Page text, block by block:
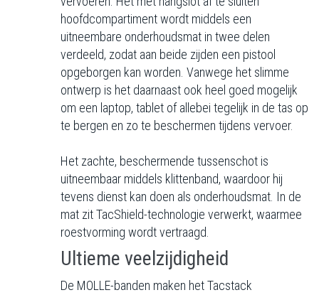
hoofdcompartiment wordt middels een
uitneembare onderhoudsmat in twee delen
verdeeld, zodat aan beide zijden een pistool
opgeborgen kan worden. Vanwege het slimme
ontwerp is het daarnaast ook heel goed mogelijk
om een laptop, tablet of allebei tegelijk in de tas op
te bergen en zo te beschermen tijdens vervoer.
Het zachte, beschermende tussenschot is
uitneembaar middels klittenband, waardoor hij
tevens dienst kan doen als onderhoudsmat. In de
mat zit TacShield-technologie verwerkt, waarmee
roestvorming wordt vertraagd.
Ultieme veelzijdigheid
De MOLLE-banden maken het Tacstack